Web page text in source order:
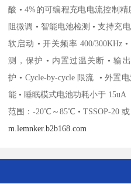
酸 • 4%的可编程充电电流控制
阻微调 • 智能电池检测 • 支持充
软启动 • 开关频率 400/300KHz
测，保护 • 内置过温关断 • 输
护 • Cycle-by-cycle 限流 • 外置
能 • 睡眠模式电池功耗小于
范围：-20℃～85℃ • TSSOP-20
m.lemnker.b2b168.com